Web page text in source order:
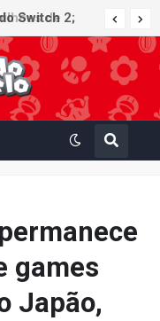
Switch 2;
games
Japão,